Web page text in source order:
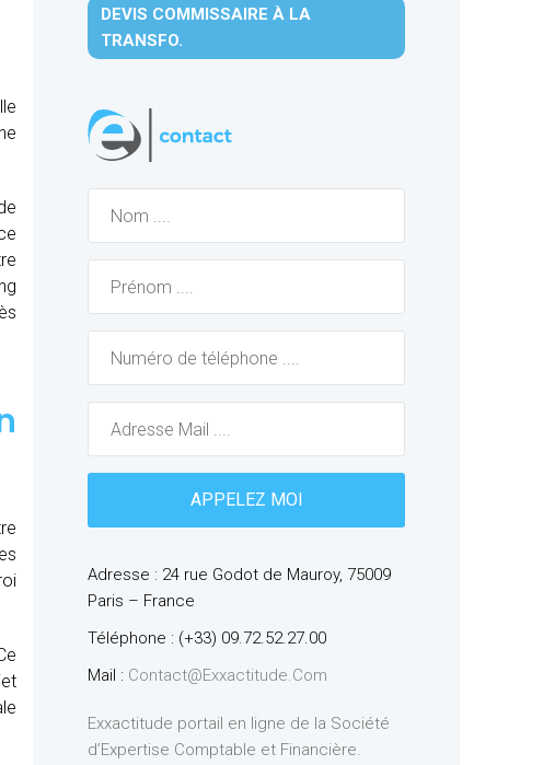
DEVIS COMMISSAIRE À LA
TRANSFO.
Adresse : 24 rue Godot de Mauroy, 75009
Paris – France
Téléphone : (+33) 09.72.52.27.00
Mail : Contact@exxactitude.com
Exxactitude portail en ligne de la Société
d’Expertise Comptable et Financière.